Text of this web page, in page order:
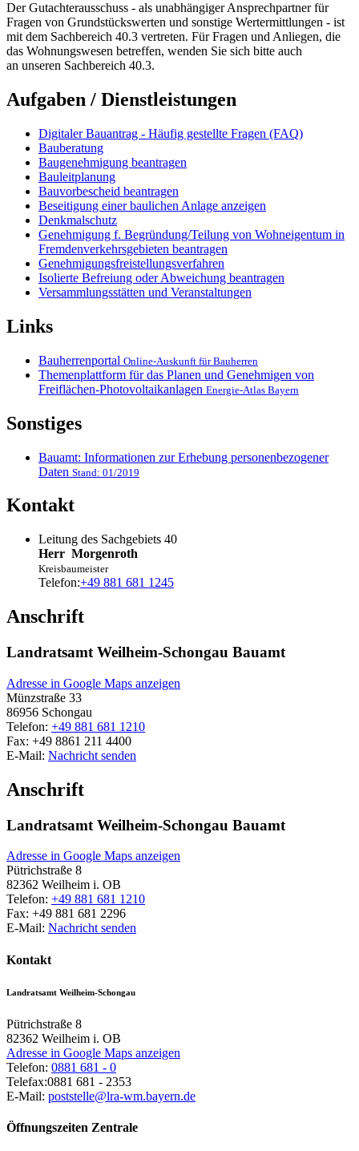
Der Gutachterausschuss - als unabhängiger Ansprechpartner für
Fragen von Grundstückswerten und sonstige Wertermittlungen - ist
mit dem Sachbereich 40.3 vertreten. Für Fragen und Anliegen, die
das Wohnungswesen betreffen, wenden Sie sich bitte auch
an unseren Sachbereich 40.3.
Aufgaben / Dienstleistungen
Digitaler Bauantrag - Häufig gestellte Fragen (FAQ)
Bauberatung
Baugenehmigung beantragen
Bauleitplanung
Bauvorbescheid beantragen
Beseitigung einer baulichen Anlage anzeigen
Denkmalschutz
Genehmigung f. Begründung/Teilung von Wohneigentum in
Fremdenverkehrsgebieten beantragen
Genehmigungsfreistellungsverfahren
Isolierte Befreiung oder Abweichung beantragen
Versammlungsstätten und Veranstaltungen
Links
Bauherrenportal Online-Auskunft für Bauherren
Themenplattform für das Planen und Genehmigen von
Freiflächen-Photovoltaikanlagen Energie-Atlas Bayern
Sonstiges
Bauamt: Informationen zur Erhebung personenbezogener
Daten Stand: 01/2019
Kontakt
Leitung des Sachgebiets 40
Herr Morgenroth
Kreisbaumeister
Telefon:+49 881 681 1245
Anschrift
Landratsamt Weilheim-Schongau Bauamt
Adresse in Google Maps anzeigen
Münzstraße 33
86956 Schongau
Telefon: +49 881 681 1210
Fax: +49 8861 211 4400
E-Mail: Nachricht senden
Anschrift
Landratsamt Weilheim-Schongau Bauamt
Adresse in Google Maps anzeigen
Pütrichstraße 8
82362 Weilheim i. OB
Telefon: +49 881 681 1210
Fax: +49 881 681 2296
E-Mail: Nachricht senden
Kontakt
Landratsamt Weilheim-Schongau
Pütrichstraße 8
82362 Weilheim i. OB
Adresse in Google Maps anzeigen
Telefon: 0881 681 - 0
Telefax:0881 681 - 2353
E-Mail: poststelle@lra-wm.bayern.de
Öffnungszeiten Zentrale